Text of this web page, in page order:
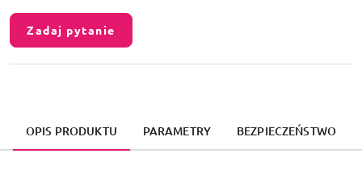
Zadaj pytanie
OPIS PRODUKTU PARAMETRY BEZPIECZEŃSTWO